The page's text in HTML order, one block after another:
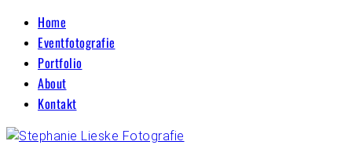
Home
Eventfotografie
Portfolio
About
Kontakt